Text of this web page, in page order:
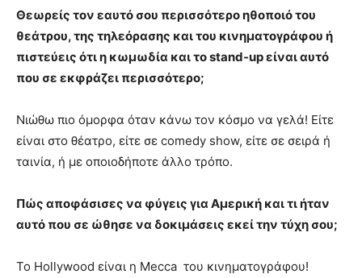
Θεωρείς τον εαυτό σου περισσότερο ηθοποιό του
θεάτρου, της τηλεόρασης και του κινηματογράφου ή
πιστεύεις ότι η κωμωδία και το stand-up είναι αυτό
που σε εκφράζει περισσότερο;
Νιώθω πιο όμορφα όταν κάνω τον κόσμο να γελά! Είτε
είναι στο θέατρο, είτε σε comedy show, είτε σε σειρά ή
ταινία, ή με οποιοδήποτε άλλο τρόπο.
Πώς αποφάσισες να φύγεις για Αμερική και τι ήταν
αυτό που σε ώθησε να δοκιμάσεις εκεί την τύχη σου;
Το Hollywood είναι η Mecca του κινηματογράφου!